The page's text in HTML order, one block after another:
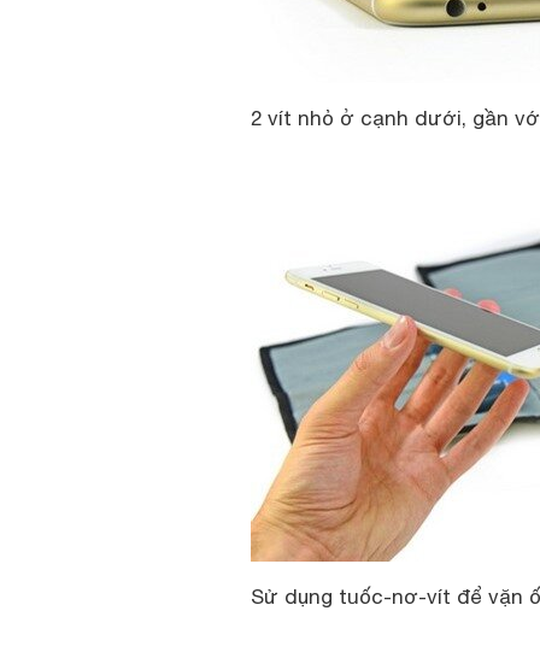
2 vít nhỏ ở cạnh dưới, gần
Sử dụng tuốc-nơ-vít để vặn